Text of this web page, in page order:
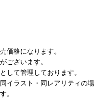
価格になります。
ございます。
して管理しております。
イラスト・同レアリティの場
。